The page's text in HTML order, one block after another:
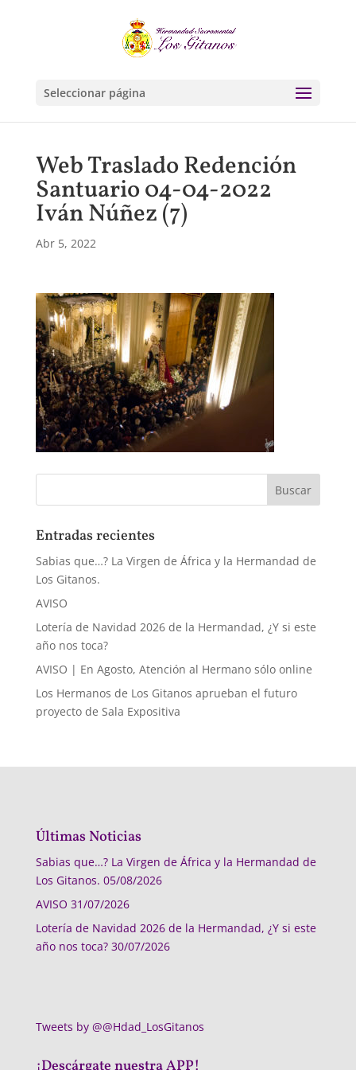
Seleccionar página
Web Traslado Redención
Santuario 04-04-2022
Iván Núñez (7)
Abr 5, 2022
Entradas recientes
Sabias que…? La Virgen de África y la Hermandad de
Los Gitanos.
AVISO
Lotería de Navidad 2026 de la Hermandad, ¿Y si este
año nos toca?
AVISO | En Agosto, Atención al Hermano sólo online
Los Hermanos de Los Gitanos aprueban el futuro
proyecto de Sala Expositiva
Últimas Noticias
Sabias que…? La Virgen de África y la Hermandad de
Los Gitanos. 05/08/2026
AVISO 31/07/2026
Lotería de Navidad 2026 de la Hermandad, ¿Y si este
año nos toca? 30/07/2026
Tweets by @@Hdad_LosGitanos